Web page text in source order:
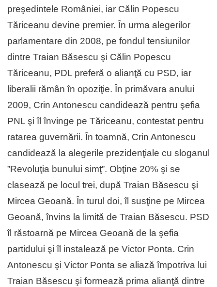
preşedintele României, iar Călin Popescu
Tăriceanu devine premier. În urma alegerilor
parlamentare din 2008, pe fondul tensiunilor
dintre Traian Băsescu şi Călin Popescu
Tăriceanu, PDL preferă o alianţă cu PSD, iar
liberalii rămân în opoziţie. În primăvara anului
2009, Crin Antonescu candidează pentru şefia
PNL şi îl învinge pe Tăriceanu, contestat pentru
ratarea guvernării. În toamnă, Crin Antonescu
candidează la alegerile prezidenţiale cu sloganul
”Revoluţia bunului simţ”. Obţine 20% şi se
clasează pe locul trei, după Traian Băsescu şi
Mircea Geoană. În turul doi, îl susţine pe Mircea
Geoană, învins la limită de Traian Băsescu. PSD
îl răstoarnă pe Mircea Geoană de la şefia
partidului şi îl instalează pe Victor Ponta. Crin
Antonescu şi Victor Ponta se aliază împotriva lui
Traian Băsescu şi formează prima alianţă dintre